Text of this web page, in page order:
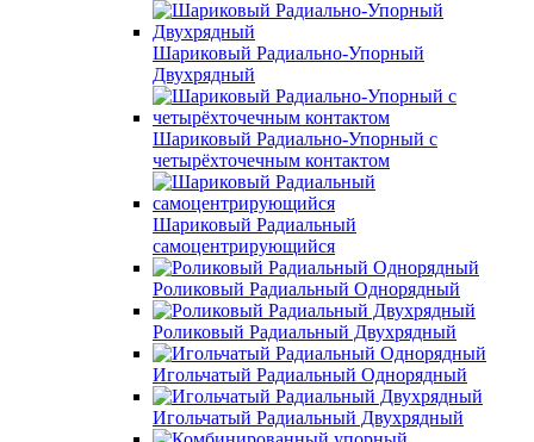
Шариковый Радиально-Упорный
Двухрядный
Шариковый Радиально-Упорный с
четырёхточечным контактом
Шариковый Радиальный
самоцентрирующийся
Роликовый Радиальный Однорядный
Роликовый Радиальный Двухрядный
Игольчатый Радиальный Однорядный
Игольчатый Радиальный Двухрядный